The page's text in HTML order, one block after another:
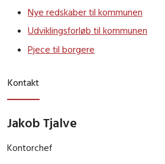
Nye redskaber til kommunen
Udviklingsforløb til kommunen
Pjece til borgere
Kontakt
Jakob Tjalve
Kontorchef